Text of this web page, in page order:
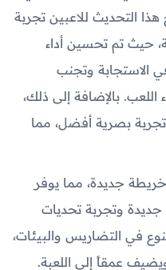
هذا التحديث للاعبين تجربة
حيث تم تحسين أداء
الاستجابة وتجنب
اللعب. بالإضافة إلى ذلك،
بصرية أفضل، مما
مع إضافة خريطة جديدة، مما يوفر
وتجربة تحديات
في التضاريس والبيئات،
عمقاً إلى اللعبة.